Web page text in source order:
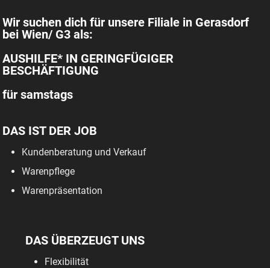
Wir suchen dich für unsere Filiale in Gerasdorf
bei Wien/ G3 als:
AUSHILFE* IN GERINGFÜGIGER
BESCHÄFTIGUNG
für samstags
DAS IST DER JOB
Kundenberatung und Verkauf
Warenpflege
Warenpräsentation
DAS ÜBERZEUGT UNS
Flexibilität